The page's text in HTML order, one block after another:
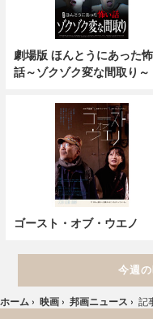
劇場版 ほんとうにあった
話～ゾクゾク変な間取り～
ゴースト・オブ・ウエノ
今週
ホーム › 映画 › 邦画ニュース › 記